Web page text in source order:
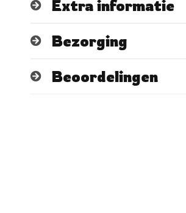
Extra informatie
Bezorging
Beoordelingen